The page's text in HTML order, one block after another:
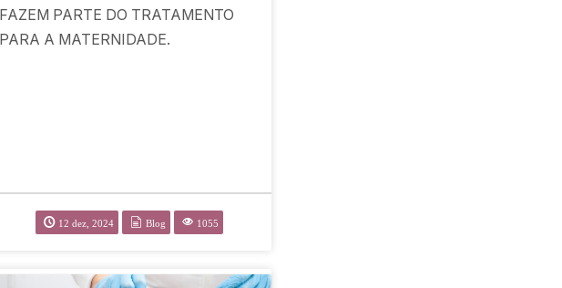
FAZEM PARTE DO TRATAMENTO
PARA A MATERNIDADE.
12 dez, 2024 Blog 1055